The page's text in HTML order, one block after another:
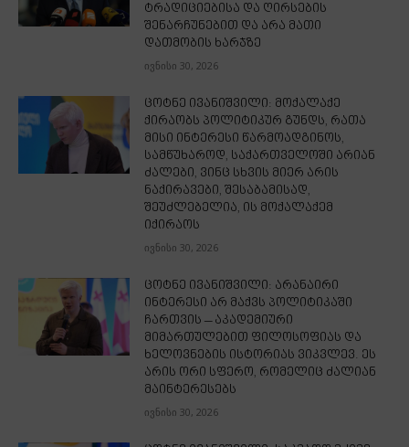
ტრადიციებისა და ღირსების
შენარჩუნებით და არა მათი
დათმობის ხარჯზე
ივნისი 30, 2026
ცოტნე ივანიშვილი: მოქალაქე
ქირაობს პოლიტიკურ გუნდს, რათა
მისი ინტერესი წარმოადგინოს,
სამწუხაროდ, საქართველოში არიან
ძალები, ვინც სხვის მიერ არის
ნაქირავები, შესაბამისად,
შეუძლებელია, ის მოქალაქემ
იქირაოს
ივნისი 30, 2026
ცოტნე ივანიშვილი: არანაირი
ინტერესი არ მაქვს პოლიტიკაში
ჩართვის – აკადემიური
მიმართულებით ფილოსოფიას და
ხელოვნების ისტორიას ვიკვლევ. ეს
არის ორი სფერო, რომელიც ძალიან
მაინტერესებს
ივნისი 30, 2026